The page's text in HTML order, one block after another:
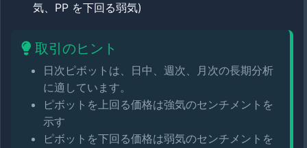
気、PP を下回る弱気)
取引のヒント
日次ピボットは、日中、週次、月次の長期分析
に適しています。
ピボットを上回る価格は強気のセンチメントを
示す
ピボットを下回る価格は弱気のセンチメントを